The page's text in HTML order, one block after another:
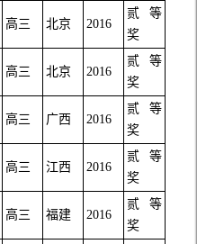
高三 北京 2016
贰等
奖
高三 北京 2016
贰等
奖
高三 广西 2016
贰等
奖
高三 江西 2016
贰等
奖
高三 福建 2016
贰等
奖